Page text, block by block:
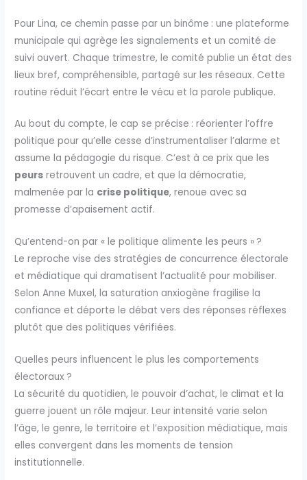
Pour Lina, ce chemin passe par un binôme : une plateforme
municipale qui agrège les signalements et un comité de
suivi ouvert. Chaque trimestre, le comité publie un état des
lieux bref, compréhensible, partagé sur les réseaux. Cette
routine réduit l’écart entre le vécu et la parole publique.
Au bout du compte, le cap se précise : réorienter l’offre
politique pour qu’elle cesse d’instrumentaliser l’alarme et
assume la pédagogie du risque. C’est à ce prix que les
peurs retrouvent un cadre, et que la démocratie,
malmenée par la crise politique, renoue avec sa
promesse d’apaisement actif.
Qu’entend-on par « le politique alimente les peurs » ?
Le reproche vise des stratégies de concurrence électorale
et médiatique qui dramatisent l’actualité pour mobiliser.
Selon Anne Muxel, la saturation anxiogène fragilise la
confiance et déporte le débat vers des réponses réflexes
plutôt que des politiques vérifiées.
Quelles peurs influencent le plus les comportements
électoraux ?
La sécurité du quotidien, le pouvoir d’achat, le climat et la
guerre jouent un rôle majeur. Leur intensité varie selon
l’âge, le genre, le territoire et l’exposition médiatique, mais
elles convergent dans les moments de tension
institutionnelle.